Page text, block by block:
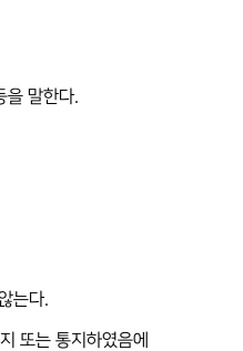
을 말한다.
는다.
또는 통지하였음에